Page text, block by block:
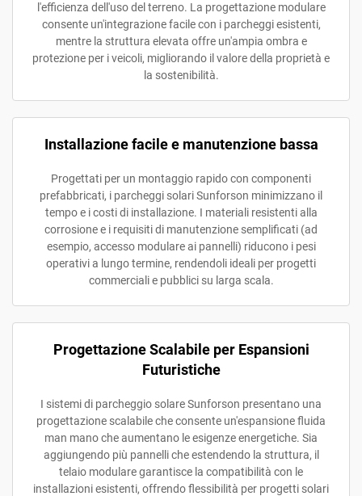
l'efficienza dell'uso del terreno. La progettazione modulare
consente un'integrazione facile con i parcheggi esistenti,
mentre la struttura elevata offre un'ampia ombra e
protezione per i veicoli, migliorando il valore della proprietà e
la sostenibilità.
Installazione facile e manutenzione bassa
Progettati per un montaggio rapido con componenti
prefabbricati, i parcheggi solari Sunforson minimizzano il
tempo e i costi di installazione. I materiali resistenti alla
corrosione e i requisiti di manutenzione semplificati (ad
esempio, accesso modulare ai pannelli) riducono i pesi
operativi a lungo termine, rendendoli ideali per progetti
commerciali e pubblici su larga scala.
Progettazione Scalabile per Espansioni
Futuristiche
I sistemi di parcheggio solare Sunforson presentano una
progettazione scalabile che consente un'espansione fluida
man mano che aumentano le esigenze energetiche. Sia
aggiungendo più pannelli che estendendo la struttura, il
telaio modulare garantisce la compatibilità con le
installazioni esistenti, offrendo flessibilità per progetti solari